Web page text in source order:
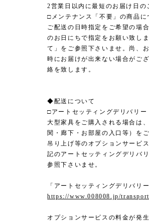
2営業日以内に最短のお届け日の
□メンテナンス「不要」の商品に
ご配送の日時指定をご希望の場
のお日にちで指定をお願い致し
て」をご参照下さいませ。尚、
時にお届けが出来ない場合がご
絡を致します。
◆配送について
□アートセッティングデリバリー
大型家具をご購入される場合は
関・廊下・お部屋の入口等）を
吊り上げ等のオプションサービ
記のアートセッティングデリバ
参照下さいませ。
「アートセッティングデリバリ
https://www.008008.jp/
オプションサービスの料金が発